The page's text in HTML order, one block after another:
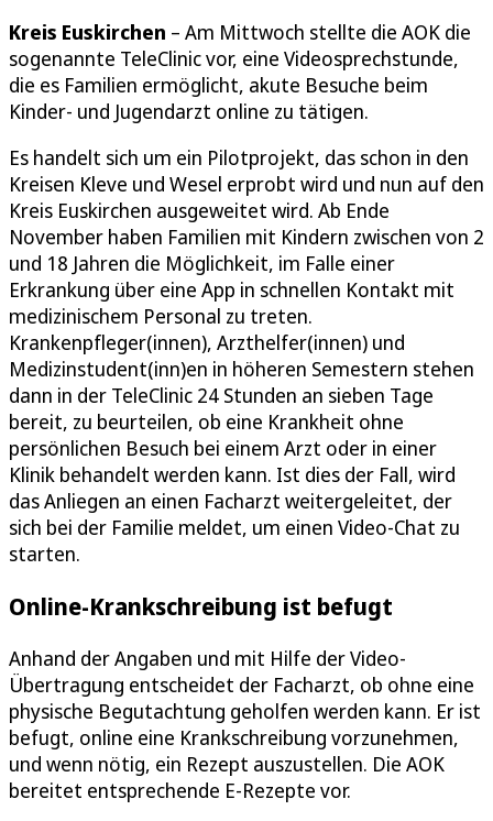
Kreis Euskirchen – Am Mittwoch stellte die AOK die
sogenannte TeleClinic vor, eine Videosprechstunde,
die es Familien ermöglicht, akute Besuche beim
Kinder- und Jugendarzt online zu tätigen.
Es handelt sich um ein Pilotprojekt, das schon in den
Kreisen Kleve und Wesel erprobt wird und nun auf den
Kreis Euskirchen ausgeweitet wird. Ab Ende
November haben Familien mit Kindern zwischen von 2
und 18 Jahren die Möglichkeit, im Falle einer
Erkrankung über eine App in schnellen Kontakt mit
medizinischem Personal zu treten.
Krankenpfleger(innen), Arzthelfer(innen) und
Medizinstudent(inn)en in höheren Semestern stehen
dann in der TeleClinic 24 Stunden an sieben Tage
bereit, zu beurteilen, ob eine Krankheit ohne
persönlichen Besuch bei einem Arzt oder in einer
Klinik behandelt werden kann. Ist dies der Fall, wird
das Anliegen an einen Facharzt weitergeleitet, der
sich bei der Familie meldet, um einen Video-Chat zu
starten.
Online-Krankschreibung ist befugt
Anhand der Angaben und mit Hilfe der Video-
Übertragung entscheidet der Facharzt, ob ohne eine
physische Begutachtung geholfen werden kann. Er ist
befugt, online eine Krankschreibung vorzunehmen,
und wenn nötig, ein Rezept auszustellen. Die AOK
bereitet entsprechende E-Rezepte vor.